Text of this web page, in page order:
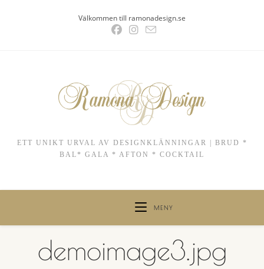
Välkommen till ramonadesign.se
ETT UNIKT URVAL AV DESIGNKLÄNNINGAR | BRUD *
BAL* GALA * AFTON * COCKTAIL
MENY
demoimage3.jpg